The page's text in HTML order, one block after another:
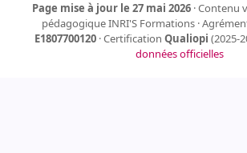
Page mise à jour le 27 mai 2026· Contenu
pédagogique INRI'S Formations ·
E1807700120 · Certification Qualiopi (2025-
données officielles